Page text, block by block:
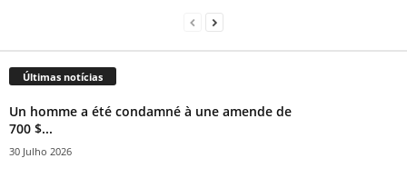
Últimas notícias
Un homme a été condamné à une amende de
700 $...
30 Julho 2026